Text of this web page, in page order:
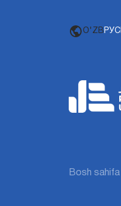
O'ZB РУС
Bosh sahifa